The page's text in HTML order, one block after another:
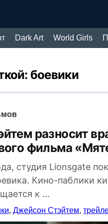
Dark Art World Girls
боевики
фильма
студия Lionsgate
Кино-паблики
к ...
,Джейсон Стэйтем,